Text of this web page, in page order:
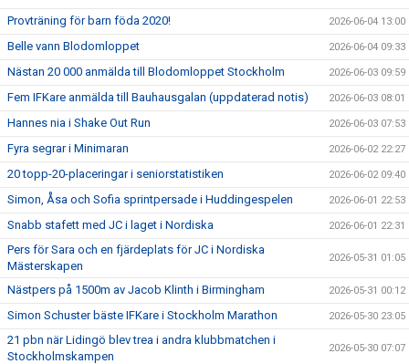
Provträning för barn föda 2020! 2026-06-04 13:00
Belle vann Blodomloppet 2026-06-04 09:33
Nästan 20 000 anmälda till Blodomloppet Stockholm 2026-06-03 09:59
Fem IFKare anmälda till Bauhausgalan (uppdaterad notis) 2026-06-03 08:01
Hannes nia i Shake Out Run 2026-06-03 07:53
Fyra segrar i Minimaran 2026-06-02 22:27
20 topp-20-placeringar i seniorstatistiken 2026-06-02 09:40
Simon, Åsa och Sofia sprintpersade i Huddingespelen 2026-06-01 22:53
Snabb stafett med JC i laget i Nordiska 2026-06-01 22:31
Pers för Sara och en fjärdeplats för JC i Nordiska
Mästerskapen
2026-05-31 01:05
Nästpers på 1500m av Jacob Klinth i Birmingham 2026-05-31 00:12
Simon Schuster bäste IFKare i Stockholm Marathon 2026-05-30 23:05
21 pbn när Lidingö blev trea i andra klubbmatchen i
Stockholmskampen
2026-05-30 07:07